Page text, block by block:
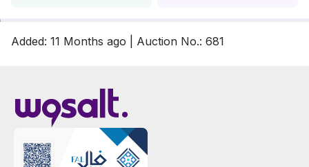
Added: 11 Months ago Auction No.: 681